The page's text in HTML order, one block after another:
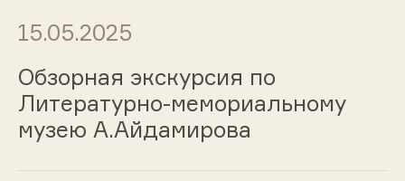
15.05.2025
Обзорная экскурсия по
Литературно-мемориальному
музею А.Айдамирова